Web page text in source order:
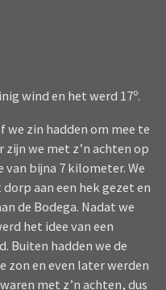
wind en het werd 17o.
we zin hadden om mee te
we met z’n achten op
bijna 7 kilometer. We
aan een hek gezet en
de Bodega. Nadat we
het idee van een
Buiten hadden we de
zon en even later werden
met z’n achten, dus